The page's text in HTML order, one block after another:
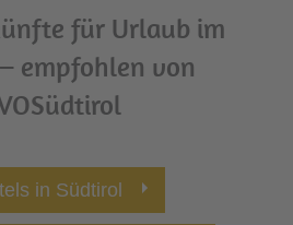
für Urlaub im
empfohlen von
in Südtirol